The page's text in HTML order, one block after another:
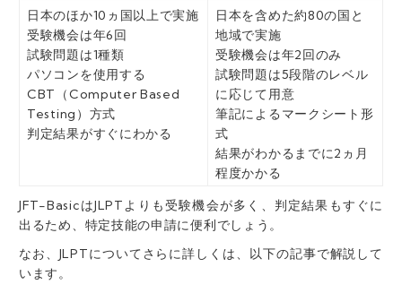
日本のほか10ヵ国以上で実施
受験機会は年6回
試験問題は1種類
パソコンを使用する
CBT（Computer Based
Testing）方式
判定結果がすぐにわかる
日本を含めた約80の国と
地域で実施
受験機会は年2回のみ
試験問題は5段階のレベル
に応じて用意
筆記によるマークシート形
式
結果がわかるまでに2ヵ月
程度かかる
JFT-BasicはJLPTよりも受験機会が多く 、 判定結果もすぐに
出るため、特定技能の申請に便利でしょう。
なお、JLPTについてさらに詳しくは、以下の記事で解説して
います。